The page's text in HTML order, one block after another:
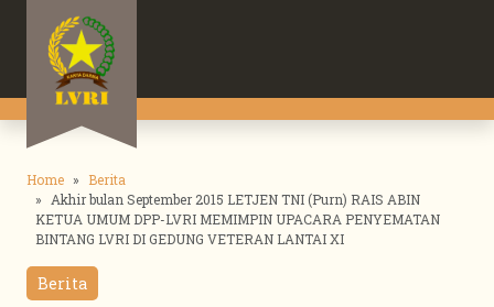
Home
Berita
Akhir bulan September 2015 LETJEN TNI (Purn) RAIS ABIN
KETUA UMUM DPP-LVRI MEMIMPIN UPACARA PENYEMATAN
BINTANG LVRI DI GEDUNG VETERAN LANTAI XI
Berita